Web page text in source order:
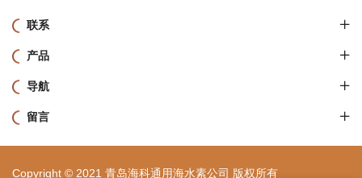
联系
产品
导航
留言
Copyright © 2021 青岛海科通用海水素公司 版权所有